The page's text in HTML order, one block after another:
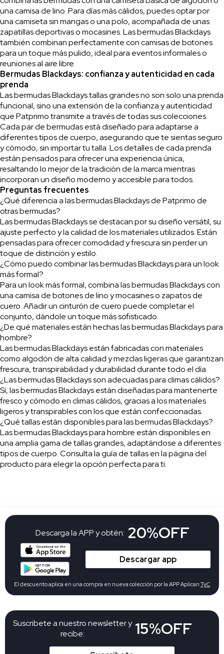
una camisa de lino. Para días más cálidos, puedes optar por
una camiseta sin mangas o una polo, acompañada de unas
zapatillas deportivas o mocasines. Las bermudas Blackdays
también combinan perfectamente con camisas de botones
para un toque más pulido, ideal para eventos informales o
reuniones al aire libre.
Bermudas Blackdays: confianza y autenticidad en cada
prenda
Las bermudas Blackdays tallas grandes no son solo una prenda
funcional, sino una extensión de la confianza y autenticidad
que Patprimo transmite a través de todas sus colecciones.
Cada par de bermudas está diseñado para adaptarse a
diferentes tipos de cuerpo, asegurando que te sientas seguro
y cómodo, sin importar tu talla. Los detalles de cada prenda
están pensados para ofrecer una experiencia única,
resaltando lo mejor de la tradición de la marca mientras
incorporan un diseño moderno y accesible para todos.
Preguntas frecuentes
¿Qué diferencia a las bermudas Blackdays de Patprimo de
otras bermudas?
Las bermudas Blackdays se destacan por su diseño versátil, su
ajuste perfecto y la calidad de los materiales utilizados. Están
pensadas para ofrecer comodidad y frescura sin perder un
toque de distinción y estilo.
¿Cómo puedo combinar las bermudas Blackdays para un look
más formal?
Para un look más formal, combina las bermudas Blackdays con
una camisa de botones de lino y mocasines o zapatos de
cuero. Añadir un cinturón de cuero puede completar el
conjunto, dándole un toque más sofisticado.
¿De qué materiales están hechas las bermudas Blackdays para
hombre?
Las bermudas Blackdays están fabricadas con materiales
como algodón de alta calidad y mezclas ligeras que garantizan
frescura, transpirabilidad y durabilidad durante todo el día.
¿Las bermudas Blackdays son adecuadas para climas cálidos?
Sí, las bermudas Blackdays están diseñadas para mantenerte
fresco y cómodo en climas cálidos, gracias a los materiales
ligeros y transpirables con los que están confeccionadas.
¿Qué tallas están disponibles para las bermudas Blackdays?
Las bermudas Blackdays para hombre están disponibles en
una amplia gama de tallas grandes, adaptándose a diferentes
tipos de cuerpo. Consulta la guía de tallas en la página del
producto para elegir la opción perfecta para ti.
Suscribete a nuestro newsletter y
recibe:
15%OFF
Descarga la APP y obtén: 20%OFF
Descargar app
El descuento aplica en una compra en nueva colección por la APP Aplican TyC